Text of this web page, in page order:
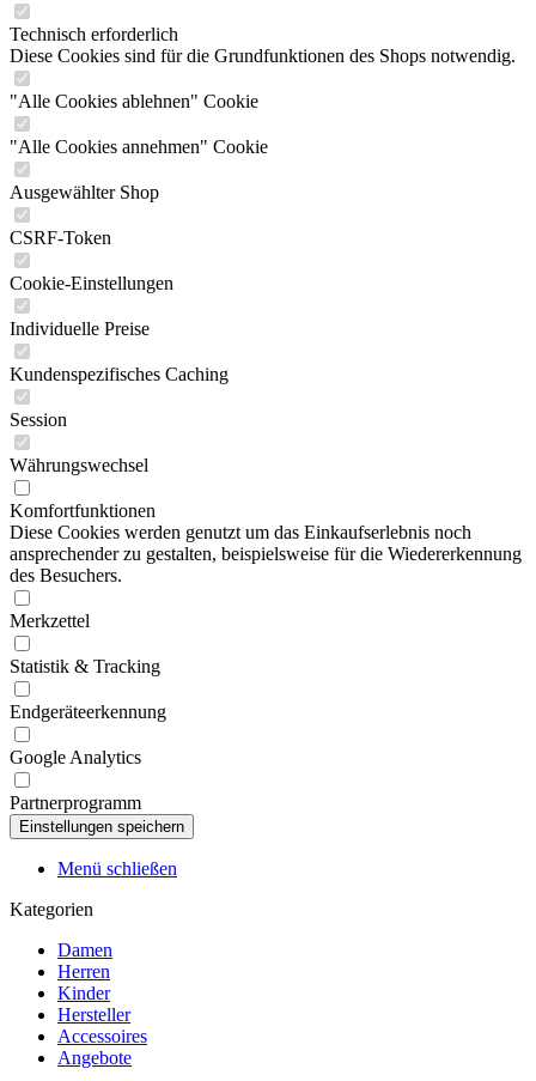
Technisch erforderlich
Diese Cookies sind für die Grundfunktionen des Shops notwendig.
"Alle Cookies ablehnen" Cookie
"Alle Cookies annehmen" Cookie
Ausgewählter Shop
CSRF-Token
Cookie-Einstellungen
Individuelle Preise
Kundenspezifisches Caching
Session
Währungswechsel
Komfortfunktionen
Diese Cookies werden genutzt um das Einkaufserlebnis noch
ansprechender zu gestalten, beispielsweise für die Wiedererkennung
des Besuchers.
Merkzettel
Statistik & Tracking
Endgeräteerkennung
Google Analytics
Partnerprogramm
Menü schließen
Kategorien
Damen
Herren
Kinder
Hersteller
Accessoires
Angebote